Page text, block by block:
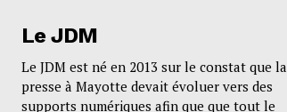
Le JDM
Le JDM est né en 2013 sur le constat que la
presse à Mayotte devait évoluer vers des
supports numériques afin que que tout le